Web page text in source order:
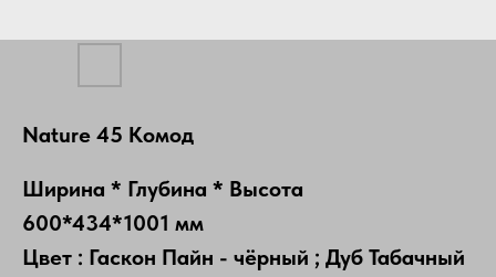
Nature 45 Комод
Ширина * Глубина * Высота
600*434*1001 мм
Цвет : Гаскон Пайн - чёрный ; Дуб Табачный